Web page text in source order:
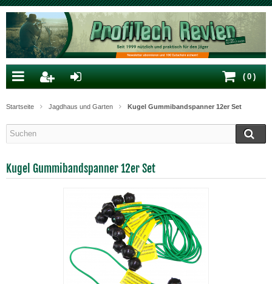
( 0 )
Startseite Jagdhaus und Garten Kugel Gummibandspanner 12er Set
Kugel Gummibandspanner 12er Set